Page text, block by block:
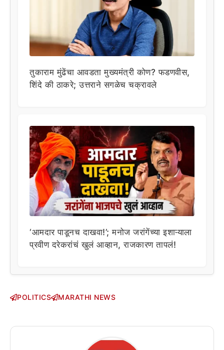
तुकाराम मुंढेंचा आवडता मुख्यमंत्री कोण? फडणवीस,
शिंदे की ठाकरे; उत्तराने सगळेच चक्रावले
‘आमदार पाडूनच दाखवा!’; मनोज जरांगेंच्या इशाऱ्याला
प्रवीण दरेकरांचं खुलं आव्हान, राजकारण तापलं!
POLITICS MARATHI NEWS